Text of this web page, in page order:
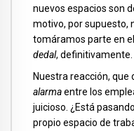
nuevos espacios son
motivo, por supuesto,
tomáramos parte en
dedal, definitivamente.
Nuestra reacción, que
alarmaentre los
juicioso. ¿Está
propio espacio de